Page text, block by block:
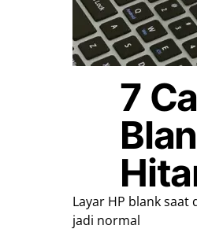
7
Layar HP blank
jadi normal